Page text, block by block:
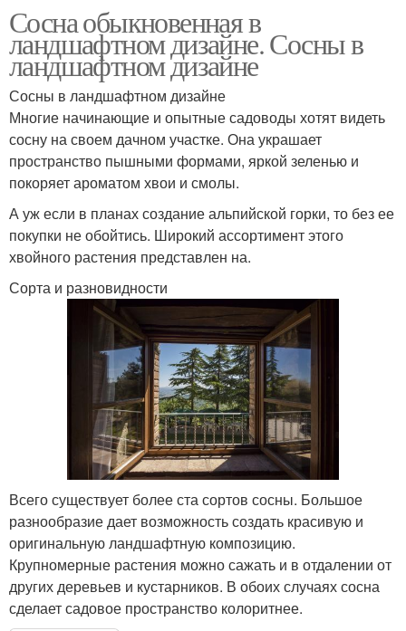
Сосна обыкновенная в
ландшафтном дизайне. Сосны в
ландшафтном дизайне
Сосны в ландшафтном дизайне
Многие начинающие и опытные садоводы хотят видеть
сосну на своем дачном участке. Она украшает
пространство пышными формами, яркой зеленью и
покоряет ароматом хвои и смолы.
А уж если в планах создание альпийской горки, то без ее
покупки не обойтись. Широкий ассортимент этого
хвойного растения представлен на.
Сорта и разновидности
Всего существует более ста сортов сосны. Большое
разнообразие дает возможность создать красивую и
оригинальную ландшафтную композицию.
Крупномерные растения можно сажать и в отдалении от
других деревьев и кустарников. В обоих случаях сосна
сделает садовое пространство колоритнее.